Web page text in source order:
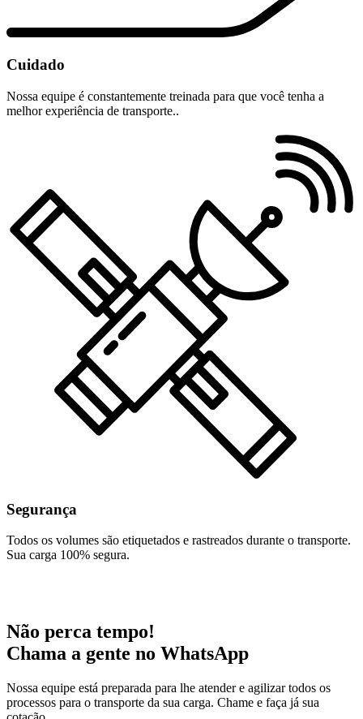
Cuidado
Nossa equipe é constantemente treinada para que você tenha a
melhor experiência de transporte..
Segurança
Todos os volumes são etiquetados e rastreados durante o transporte.
Sua carga 100% segura.
Não perca tempo!
Chama a gente no WhatsApp
Nossa equipe está preparada para lhe atender e agilizar todos os
processos para o transporte da sua carga. Chame e faça já sua